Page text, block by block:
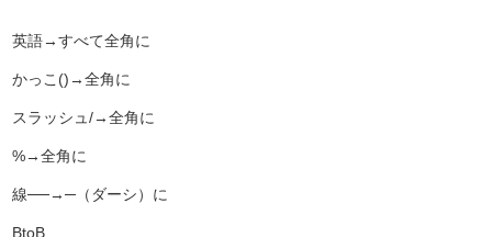
英語→すべて全角に
かっこ()→全角に
スラッシュ/→全角に
%→全角に
線──→─（ダーシ）に
BtoB